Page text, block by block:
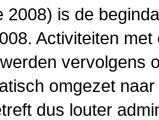
2008) is de
Activiteiten
vervolgens
omgezet
dus louter